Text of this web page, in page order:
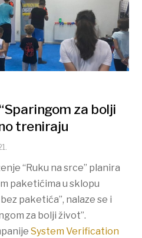
za bolji
treniraju
“Ruku na srce” planira
paketićima u sklopu
paketića”, nalaze se i
za bolji život”.
System Verification